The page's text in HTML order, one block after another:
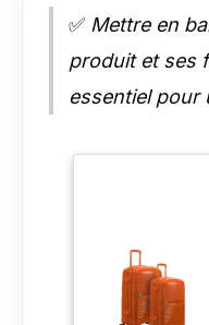
✅ Mettre en
produit et ses
essentiel pour